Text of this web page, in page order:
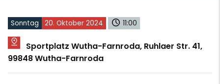
Sonntag 20. Oktober 2024 11:00
Sportplatz Wutha-Farnroda, Ruhlaer Str. 41,
99848 Wutha-Farnroda